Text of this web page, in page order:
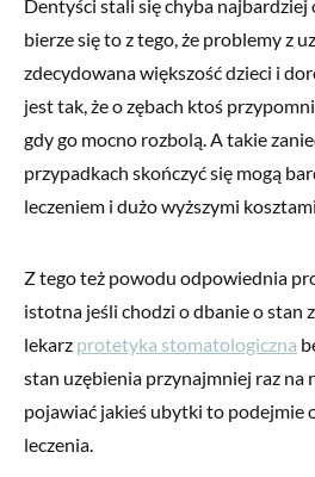
Dentyści stali się chyba najbardziej
bierze się to z tego, że problemy z
zdecydowana większość dzieci i
jest tak, że o zębach ktoś
gdy go mocno rozbolą. A takie
przypadkach skończyć się mogą
leczeniem i dużo wyższymi
Z tego też powodu odpowiednia
istotna jeśli chodzi o dbanie o stan
lekarz protetyka stomatologiczna
stan uzębienia przynajmniej raz na
pojawiać jakieś ubytki to podejmie
leczenia.